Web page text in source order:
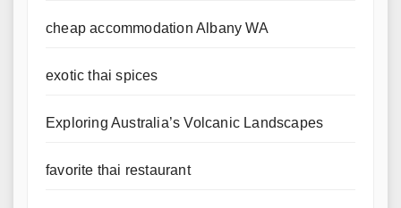
cheap accommodation Albany WA
exotic thai spices
Exploring Australia’s Volcanic Landscapes
favorite thai restaurant